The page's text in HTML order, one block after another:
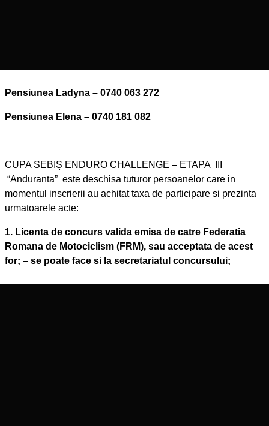
Pensiunea Ladyna – 0740 063 272
Pensiunea Elena – 0740 181 082
CUPA SEBIŞ ENDURO CHALLENGE – ETAPA III
“Anduranta” este deschisa tuturor persoanelor care in
momentul inscrierii au achitat taxa de participare si prezinta
urmatoarele acte:
1. Licenta de concurs valida emisa de catre Federatia
Romana de Motociclism (FRM), sau acceptata de acest
for; – se poate face si la secretariatul concursului;